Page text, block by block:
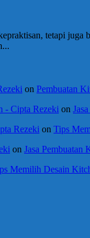
tetapi
on Pembuatan
- Cipta Rezeki on
Rezeki on Tips
on Jasa Pembuatan
Memilih Desain